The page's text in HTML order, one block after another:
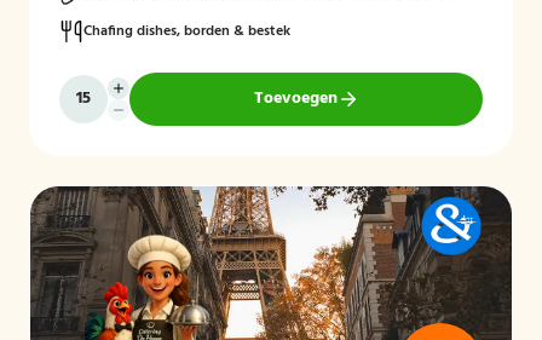
Chafing dishes, borden & bestek
Toevoegen